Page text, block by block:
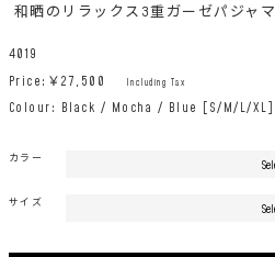
和晒のリラックス3重ガーゼパジャマ
4019
Price:￥27,500 Including Tax
Colour: Black / Mocha / Blue [S/M/L/XL]
カラー
サイズ